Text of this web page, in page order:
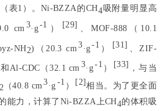
表1 ）。Ni-BZZA的CH4吸附量明显高
cm 3·g-1 ） [29] 、MOF-888（10.1
NH2)（20.3 cm 3·g-1 ） [31] 、ZIF-
和Al-CDC（32.1 cm 3·g-1 ） [33] ，与当
2 （40.8 cm 3·g -1 ） [ 2]相当。为了更全面
能力，计算了Ni-BZZA上CH4的体积吸